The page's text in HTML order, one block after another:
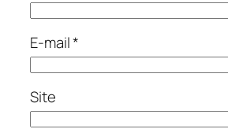
E-mail*
Site